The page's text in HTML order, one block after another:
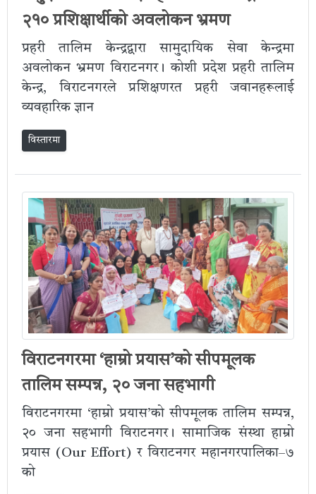
२१० प्रशिक्षार्थीको अवलोकन भ्रमण
प्रहरी तालिम केन्द्रद्वारा सामुदायिक सेवा केन्द्रमा
अवलोकन भ्रमण विराटनगर। कोशी प्रदेश प्रहरी तालिम
केन्द्र, विराटनगरले प्रशिक्षणरत प्रहरी जवानहरूलाई
व्यवहारिक ज्ञान
विस्तारमा
विराटनगरमा ‘हाम्रो प्रयास’को सीपमूलक
तालिम सम्पन्न, २० जना सहभागी
विराटनगरमा ‘हाम्रो प्रयास’को सीपमूलक तालिम सम्पन्न,
२० जना सहभागी विराटनगर। सामाजिक संस्था हाम्रो
प्रयास (Our Effort) र विराटनगर महानगरपालिका–७
को